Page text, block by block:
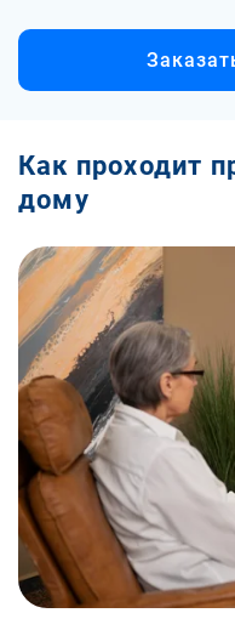
Как проходит
дому